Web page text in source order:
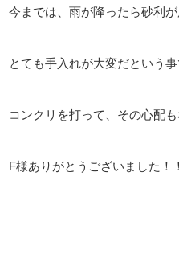
今までは、雨が降ったら砂利
とても手入れが大変だという事
コンクリを打って、その心配も
F様ありがとうございました！！